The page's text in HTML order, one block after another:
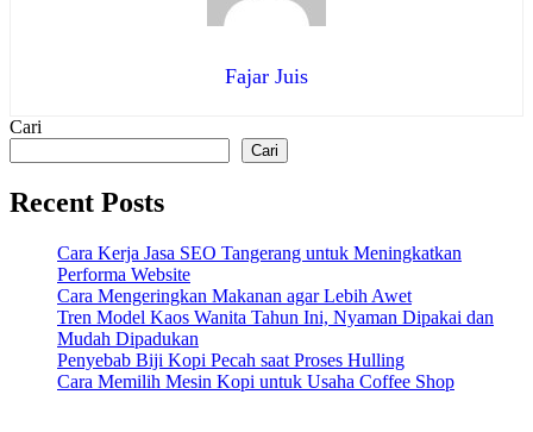
Fajar Juis
Cari
Cari
Recent Posts
Cara Kerja Jasa SEO Tangerang untuk Meningkatkan
Performa Website
Cara Mengeringkan Makanan agar Lebih Awet
Tren Model Kaos Wanita Tahun Ini, Nyaman Dipakai dan
Mudah Dipadukan
Penyebab Biji Kopi Pecah saat Proses Hulling
Cara Memilih Mesin Kopi untuk Usaha Coffee Shop